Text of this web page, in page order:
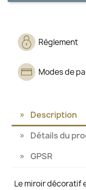
Règlement
Modes de
Description
Détails du
GPSR
Le miroir décoratif